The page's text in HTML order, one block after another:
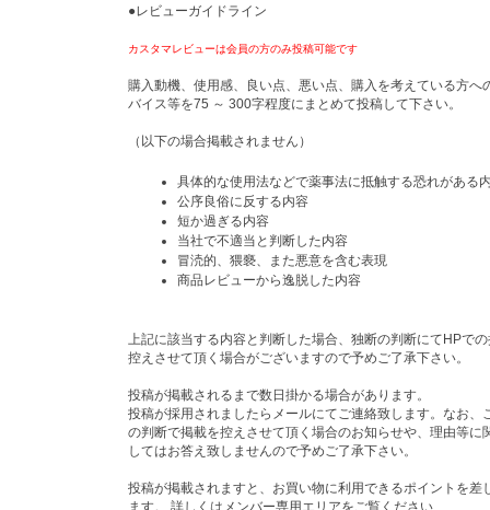
●レビューガイドライン
カスタマレビューは会員の方のみ投稿可能です
購入動機、使用感、良い点、悪い点、購入を考えている方へ
バイス等を75 ～ 300字程度にまとめて投稿して下さい。
（以下の場合掲載されません）
具体的な使用法などで薬事法に抵触する恐れがある
公序良俗に反する内容
短か過ぎる内容
当社で不適当と判断した内容
冒涜的、猥褻、また悪意を含む表現
商品レビューから逸脱した内容
上記に該当する内容と判断した場合、独断の判断にてHPで
控えさせて頂く場合がございますので予めご了承下さい。
投稿が掲載されるまで数日掛かる場合があります。
投稿が採用されましたらメールにてご連絡致します。なお、
の判断で掲載を控えさせて頂く場合のお知らせや、理由等に
してはお答え致しませんので予めご了承下さい。
投稿が掲載されますと、お買い物に利用できるポイントを差
ます。 詳しくはメンバー専用エリアをご覧ください